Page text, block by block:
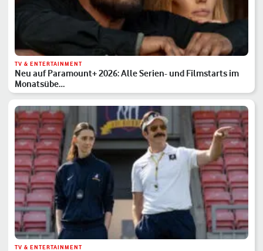
TV & ENTERTAINMENT
Neu auf Paramount+ 2026: Alle Serien- und Filmstarts im
Monatsübe…
TV & ENTERTAINMENT